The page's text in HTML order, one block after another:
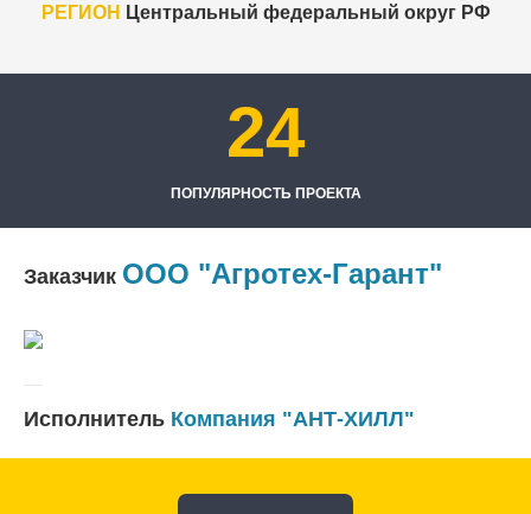
РЕГИОН Центральный федеральный округ РФ
24
ПОПУЛЯРНОСТЬ ПРОЕКТА
Заказчик ООО "Агротех-Гарант"
Исполнитель Компания "АНТ-ХИЛЛ"